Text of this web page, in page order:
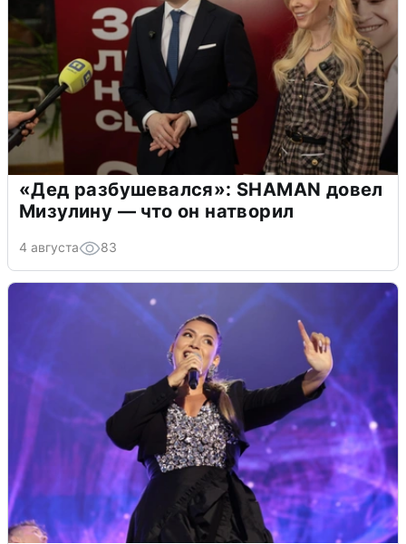
«Дед разбушевался»: SHAMAN довел
Мизулину — что он натворил
4 августа 83